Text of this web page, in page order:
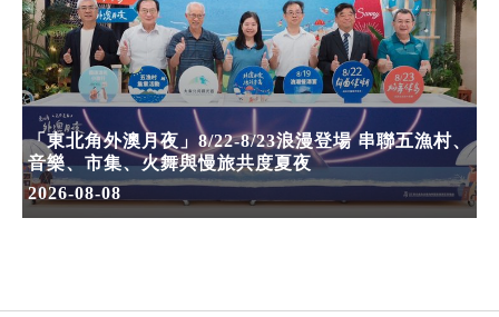
「東北角外澳月夜」8/22-8/23浪漫登場 串聯五漁村、
音樂、市集、火舞與慢旅共度夏夜
2026-08-08